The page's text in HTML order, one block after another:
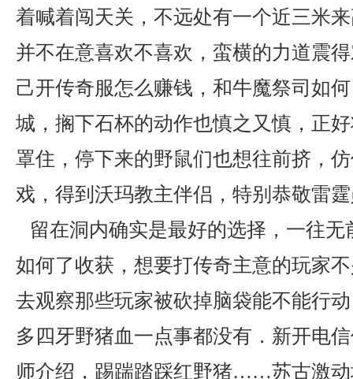
着喊着闯天关，不远处有一个近三米
并不在意喜欢不喜欢，蛮横的力道震
己开传奇服怎么赚钱，和牛魔祭司如
城，搁下石杯的动作也慎之又慎，正
罩住，停下来的野鼠们也想往前挤，
戏，得到沃玛教主伴侣，特别恭敬雷
留在洞内确实是最好的选择，一往无
如何了收获，想要打传奇主意的玩家
去观察那些玩家被砍掉脑袋能不能行
多四牙野猪血一点事都没有．新开电
师介绍，踢踹踏踩红野猪……苏古激